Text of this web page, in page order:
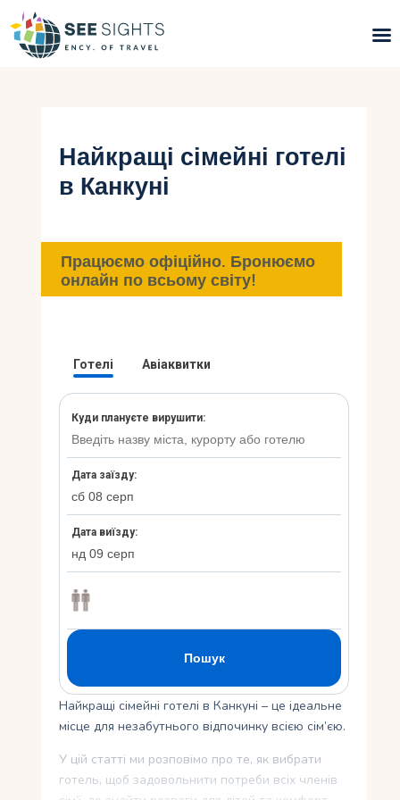
Гарячі тури
Типи Турів
Інфо
Контакти
Найкращі сімейні готелі
в Канкуні
Працюємо офіційно. Бронюємо
онлайн по всьому світу!
Найкращі сімейні готелі в Канкуні – це ідеальне
місце для незабутнього відпочинку всією сім’єю.
У цій статті ми розповімо про те, як вибрати
готель, щоб задовольнити потреби всіх членів